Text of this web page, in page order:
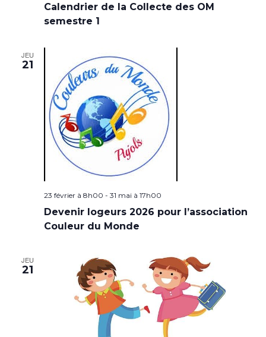
Calendrier de la Collecte des OM
semestre 1
JEU
21
23 février à 8h00 - 31 mai à 17h00
Devenir logeurs 2026 pour l’association
Couleur du Monde
JEU
21